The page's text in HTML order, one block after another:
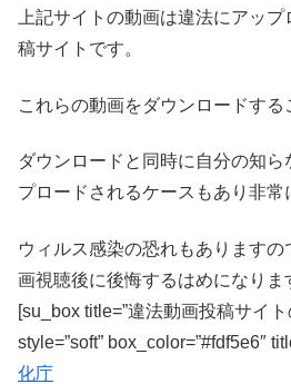
上記サイトの動画は違法にアッ
稿サイトです。
これらの動画をダウンロードする
ダウンロードと同時に自分の知
プロードされるケースもあり非常
ウィルス感染の恐れもあります
画視聴後に後悔するはめになりま
[su_box title=”違法動画投稿サイ
style=”soft” box_color=”#fdf5e6″
化庁